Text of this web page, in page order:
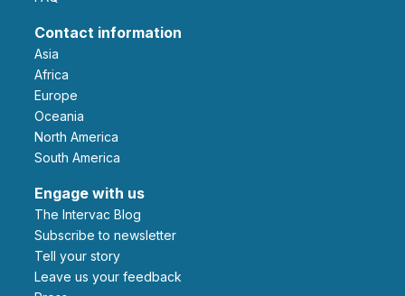
Contact information
Asia
Africa
Europe
Oceania
North America
South America
Engage with us
The Intervac Blog
Subscribe to newsletter
Tell your story
leave us your feedback